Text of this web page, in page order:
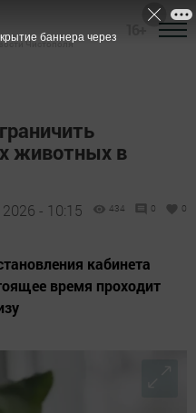
Чистополя
животных в
- 10:15 434 0 0
кабинета
время проходит
баннера через